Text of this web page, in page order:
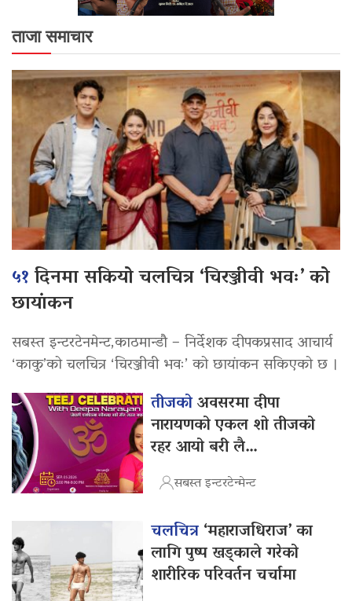
ताजा समाचार
५१दिनमा सकियो चलचित्र ‘चिरञ्जीवी भवः’ को
छायांकन
सबस्त इन्टरटेनमेन्ट,काठमान्डौ – निर्देशक दीपकप्रसाद आचार्य
‘काकु’को चलचित्र ‘चिरञ्जीवी भवः’ को छायांकन सकिएको छ ।
तीजकोअवसरमा दीपा
नारायणको एकल शो तीजको
रहर आयो बरी लै…
सबस्त इन्टरटेन्मेन्ट
चलचित्र‘महाराजधिराज’ का
लागि पुष्प खड्काले गरेको
शारीरिक परिवर्तन चर्चामा